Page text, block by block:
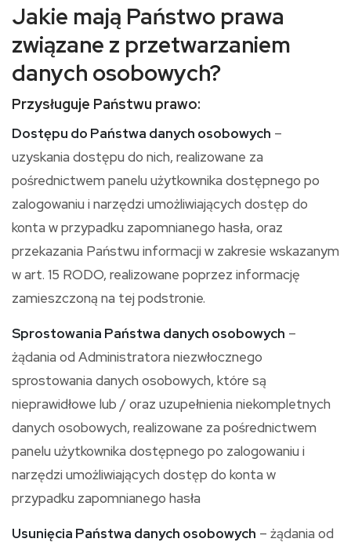
Jakie mają Państwo prawa
związane z przetwarzaniem
danych osobowych?
Przysługuje Państwu prawo:
Dostępu do Państwa danych osobowych –
uzyskania dostępu do nich, realizowane za
pośrednictwem panelu użytkownika dostępnego po
zalogowaniu i narzędzi umożliwiających dostęp do
konta w przypadku zapomnianego hasła, oraz
przekazania Państwu informacji w zakresie wskazanym
w art. 15 RODO, realizowane poprzez informację
zamieszczoną na tej podstronie.
Sprostowania Państwa danych osobowych –
żądania od Administratora niezwłocznego
sprostowania danych osobowych, które są
nieprawidłowe lub / oraz uzupełnienia niekompletnych
danych osobowych, realizowane za pośrednictwem
panelu użytkownika dostępnego po zalogowaniu i
narzędzi umożliwiających dostęp do konta w
przypadku zapomnianego hasła
Usunięcia Państwa danych osobowych – żądania od